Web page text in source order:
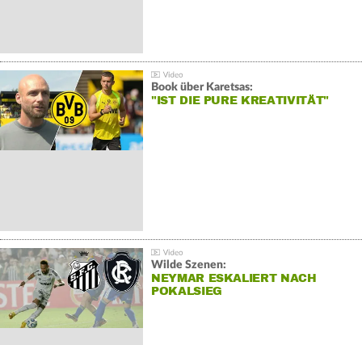
Book über Karetsas:
"IST DIE PURE KREATIVITÄT"
Wilde Szenen:
NEYMAR ESKALIERT NACH
POKALSIEG